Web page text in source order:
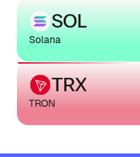
SOL
Solana
TRX
TRON